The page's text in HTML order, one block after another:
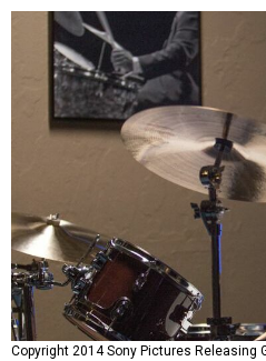
Copyright 2014 Sony Pictures Releasing
Copyright 2014 Sony Pictures Releasing